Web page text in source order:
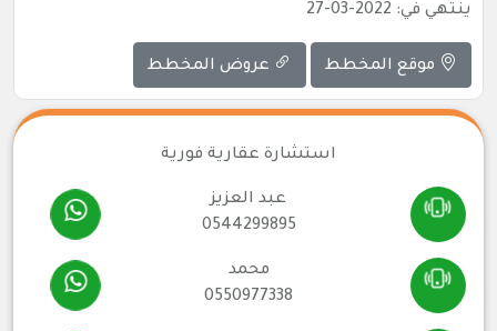
ينتهي في: 2022-03-27
موقع المخطط عروض المخطط
استشارة عقارية فورية
عبد العزيز
0544299895
محمد
0550977338